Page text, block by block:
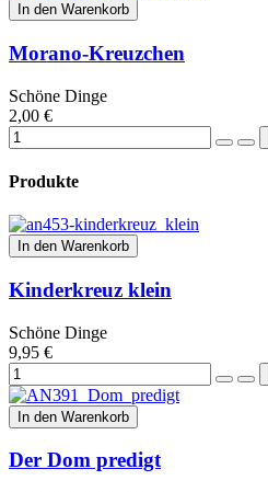
In den Warenkorb
Morano-Kreuzchen
Schöne Dinge
2,00 €
Produkte
In den Warenkorb
Kinderkreuz klein
Schöne Dinge
9,95 €
In den Warenkorb
Der Dom predigt